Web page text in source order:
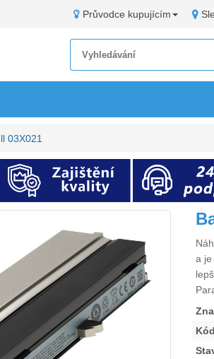
Průvodce kupujícím
03X021
a